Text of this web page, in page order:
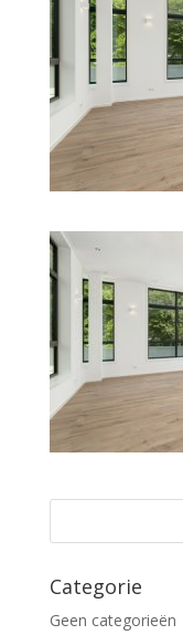
Categorie
Geen categorieën